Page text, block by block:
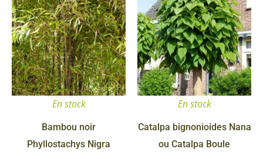
En stock
Bambou noir
Phyllostachys Nigra
En stock
Catalpa bignonioides Nana
ou Catalpa Boule